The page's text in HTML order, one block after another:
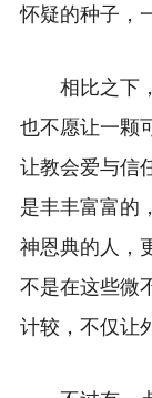
怀疑的种子，
相比之下
也不愿让一颗
让教会爱与信
是丰丰富富的
神恩典的人，
不是在这些微
计较，不仅让